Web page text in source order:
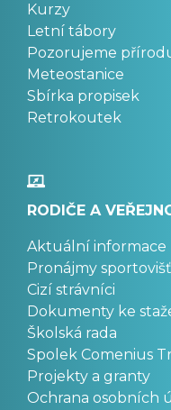
Kurzy
Letní tábory
Pozorujeme
Meteostanice
Sbírka propisek
Retrokoutek
RODIČE A
Aktuální informace
Pronájmy
Cizí strávníci
Dokumenty ke
Školská rada
Spolek Comenius
Projekty a granty
Ochrana osobních